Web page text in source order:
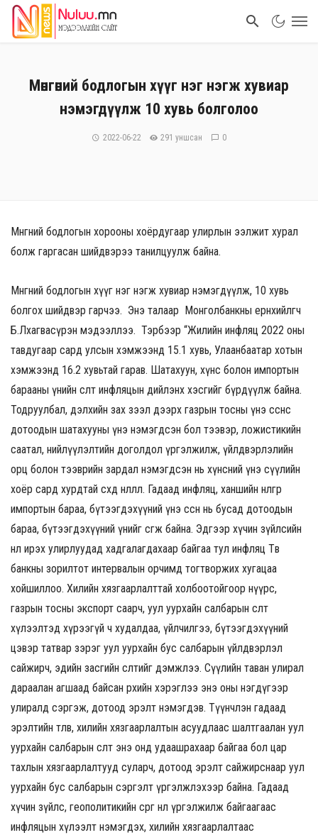
Мөнгөний бодлогын хүүг нэг нэгж хувиар
нэмэгдүүлж 10 хувь болголоо
2022-06-22 291 уншсан 0
Мөнгөний бодлогын хорооны хоёрдугаар улирлын ээлжит хурал
болж гаргасан шийдвэрээ танилцуулж байна.
Мөнгөний бодлогын хүүг нэг нэгж хувиар нэмэгдүүлж, 10 хувь
болгох шийдвэр гарчээ. Энэ талаар Монголбанкны ерөнхийлөгч
Б.Лхагвасүрэн мэдээллээ. Тэрбээр “Жилийн инфляц 2022 оны
тавдугаар сард улсын хэмжээнд 15.1 хувь, Улаанбаатар хотын
хэмжээнд 16.2 хувьтай гарав. Шатахуун, хүнс болон импортын
барааны үнийн өсөлт инфляцын дийлэнх хэсгийг бүрдүүлж байна.
Тодруулбал, дэлхийн зах зээл дээрх газрын тосны үнэ өссөнөөс
дотоодын шатахууны үнэ нэмэгдсэн бол тээвэр, ложистикийн
саатал, нийлүүлэлтийн доголдол үргэлжилж, үйлдвэрлэлийн
орц болон тээврийн зардал нэмэгдсэн нь хүнсний үнэ сүүлийн
хоёр сард хурдтай өсөхөд нөлөөллөө. Гадаад инфляц, ханшийн нөлөөгөөр
импортын бараа, бүтээгдэхүүний үнэ өссөн нь бусад дотоодын
бараа, бүтээгдэхүүний үнийг өсгөж байна. Эдгээр хүчин зүйлсийн
нөлөө ирэх улирлуудад хадгалагдахаар байгаа тул инфляц Төв
банкны зорилтот интервалын орчимд тогтворжих хугацаа
хойшиллоо. Хилийн хязгаарлалттай холбоотойгоор нүүрс,
газрын тосны экспорт саарч, уул уурхайн салбарын өсөлт
хүлээлтэд хүрээгүй ч худалдаа, үйлчилгээ, бүтээгдэхүүний
цэвэр татвар зэрэг уул уурхайн бус салбарын үйлдвэрлэл
сайжирч, эдийн засгийн өсөлтийг дэмжлээ. Сүүлийн таван улирал
дараалан агшаад байсан өрхийн хэрэглээ энэ оны нэгдүгээр
улиралд сэргэж, дотоод эрэлт нэмэгдэв. Түүнчлэн гадаад
эрэлтийн төлөв, хилийн хязгаарлалтын асуудлаас шалтгаалан уул
уурхайн салбарын өсөлт энэ онд удаашрахаар байгаа бол цар
тахлын хязгаарлалтууд суларч, дотоод эрэлт сайжирснаар уул
уурхайн бус салбарын сэргэлт үргэлжлэхээр байна. Гадаад
хүчин зүйлс, геополитикийн сөрөг нөлөө үргэлжилж байгаагаас
инфляцын хүлээлт нэмэгдэх, хилийн хязгаарлалтаас